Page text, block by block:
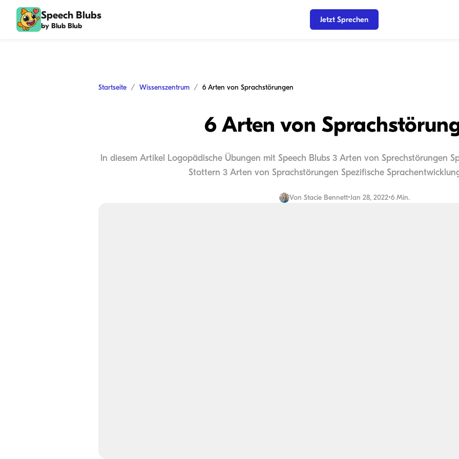
Speech Blubs
by Blub Blub
Jetzt Sprechen
Startseite Wissenszentrum 6 Arten von Sprachstörungen
6 Arten von
In diesem Artikel Logopädische Übungen mit Speech Blubs 3 Arten von Sprechstörungen
Stottern 3 Arten von Sprachstörungen Spezifische
Von Stacie Bennett•Jan 28, 2022•6 Min.